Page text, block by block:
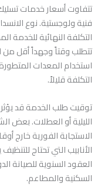
تتفاوت أسعار خدمات
فنية ولوجستية. نوع
التكلفة النهائية للخدمة
تتطلب وقتاً وجهداً أقل من
استخدام المعدات
التكلفة قليلاً.
توقيت طلب الخدمة قد
الليلية أو العطلات.
الاستجابة الفورية خارج
الأنابيب التي تحتاج
العقود السنوية للصيانة
السكنية والمطاعم.